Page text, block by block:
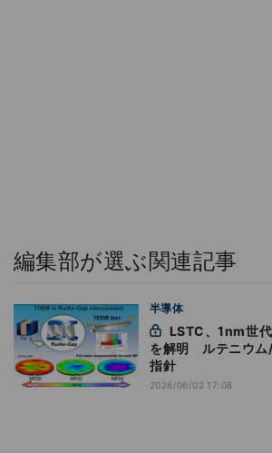
編集部が選ぶ関連記事
半導体
を解明 ルテニウム
指針
2026/06/02 17:08